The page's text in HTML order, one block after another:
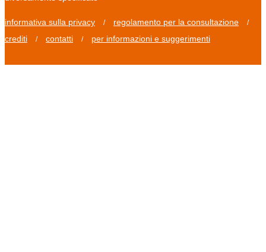
informativa sulla privacy / regolamento per la consultazione /
crediti / contatti / per informazioni e suggerimenti